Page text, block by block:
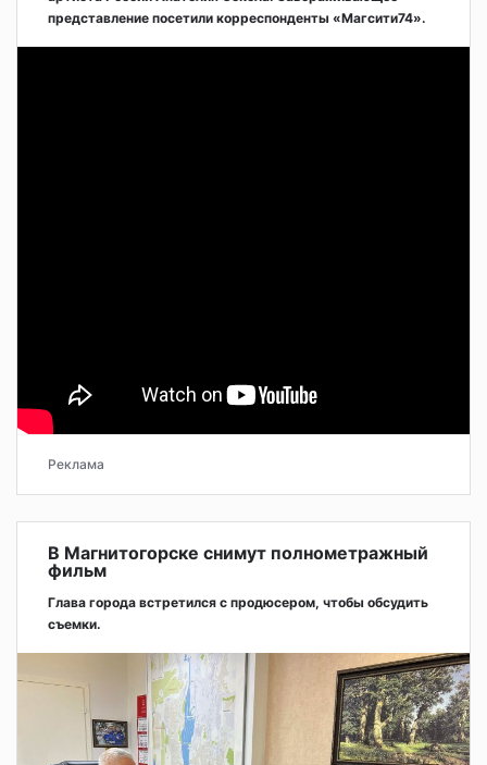
представление посетили корреспонденты «Магсити74».
Реклама
В Магнитогорске снимут полнометражный
фильм
Глава города встретился с продюсером, чтобы обсудить
съемки.